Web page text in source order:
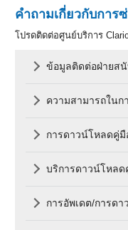
คำถามเกี่ยวกับกา
โปรดติดต่อศูนย์บริการ
ข้อมูลติดต่อฝ่ายส
ความสามารถในก
การดาวน์โหลดคู่มื
บริการดาวน์โหล
การอัพเดต/การด